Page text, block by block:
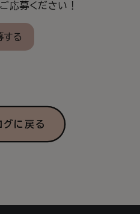
応募ください！
る
グに戻る